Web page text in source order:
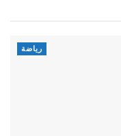
رياضة